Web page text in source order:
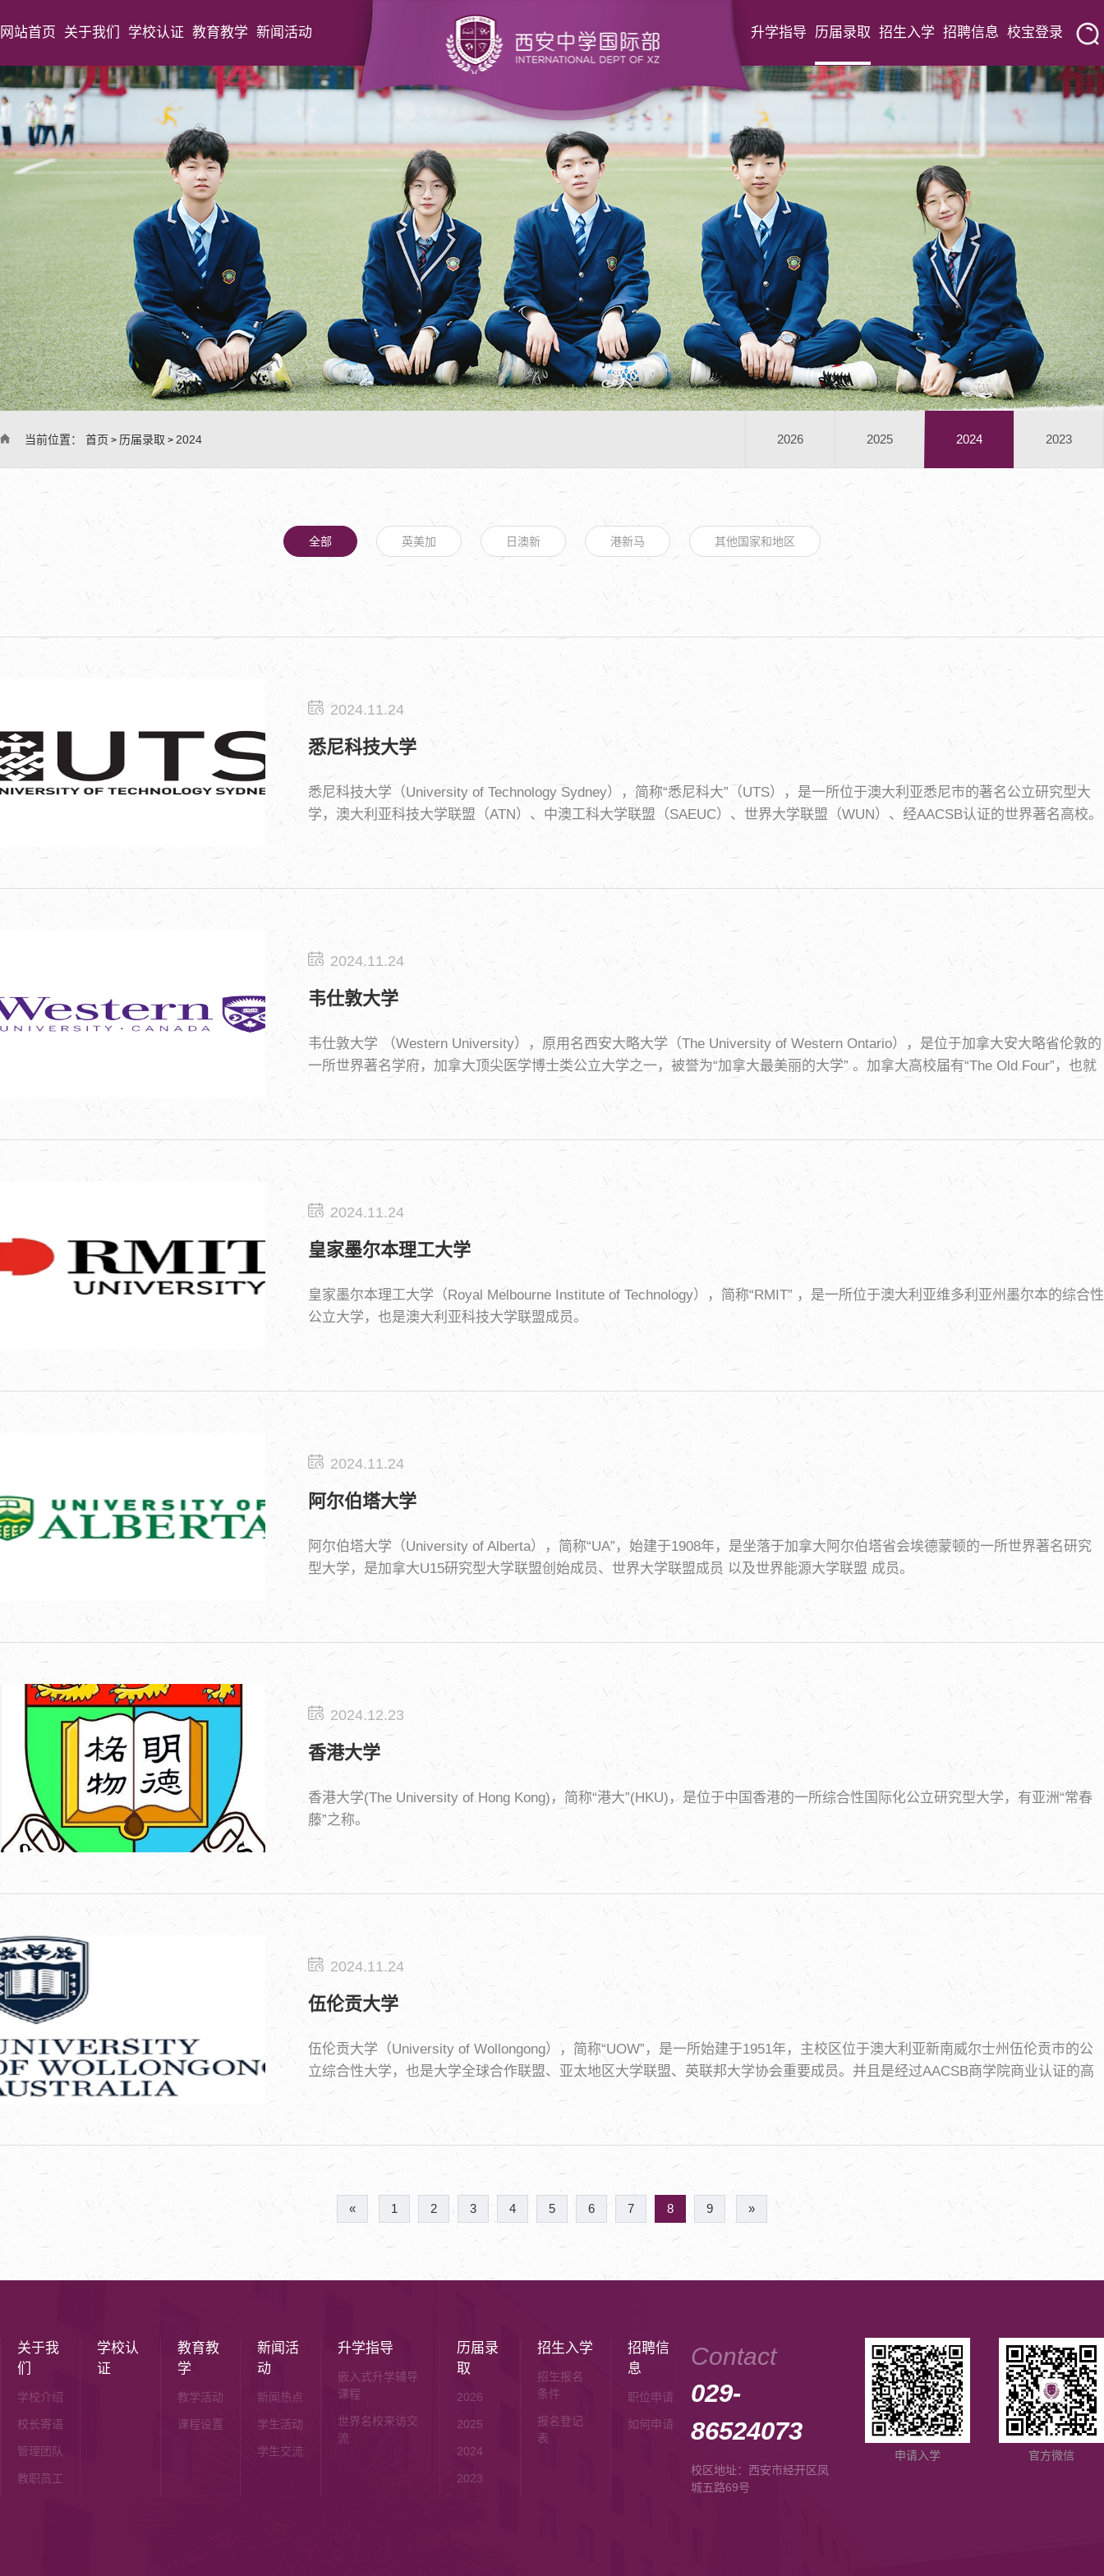
网站首页 关于我们 学校认证 教育教学 新闻活动 升学指导 历届录取 招生入学 招聘信息 校宝登录
当前位置： 首页 > 历届录取 > 2024 2026 2025 2024 2023
全部 英美加 日澳新 港新马 其他国家和地区
2024.11.24
悉尼科技大学
悉尼科技大学（University of Technology Sydney），简称“悉尼科大”（UTS），是一所位于澳大利亚悉尼市的著名公立研究型大
学，澳大利亚科技大学联盟（ATN）、中澳工科大学联盟（SAEUC）、世界大学联盟（WUN）、经AACSB认证的世界著名高校。
2024.11.24
韦仕敦大学
韦仕敦大学 （Western University），原用名西安大略大学（The University of Western Ontario），是位于加拿大安大略省伦敦的
一所世界著名学府，加拿大顶尖医学博士类公立大学之一，被誉为“加拿大最美丽的大学” 。加拿大高校届有“The Old Four”，也就
2024.11.24
皇家墨尔本理工大学
皇家墨尔本理工大学（Royal Melbourne Institute of Technology），简称“RMIT” ，是一所位于澳大利亚维多利亚州墨尔本的综合性
公立大学，也是澳大利亚科技大学联盟成员。
2024.11.24
阿尔伯塔大学
阿尔伯塔大学（University of Alberta），简称“UA”，始建于1908年，是坐落于加拿大阿尔伯塔省会埃德蒙顿的一所世界著名研究
型大学，是加拿大U15研究型大学联盟创始成员、世界大学联盟成员 以及世界能源大学联盟 成员。
2024.12.23
香港大学
香港大学(The University of Hong Kong)，简称“港大”(HKU)，是位于中国香港的一所综合性国际化公立研究型大学，有亚洲“常春
藤”之称。
2024.11.24
伍伦贡大学
伍伦贡大学（University of Wollongong），简称“UOW”，是一所始建于1951年，主校区位于澳大利亚新南威尔士州伍伦贡市的公
立综合性大学，也是大学全球合作联盟、亚太地区大学联盟、英联邦大学协会重要成员。并且是经过AACSB商学院商业认证的高
等学府。截至2023年，该大学招收了33,000多名学生，校友群超过176,000人，以及2400多名工作人员，包括16名杰出教授。
« 1 2 3 4 5 6 7 8 9 »
关于我
们
学校介绍
校长寄语
管理团队
教职员工
学校认
证
教育教
学
教学活动
课程设置
新闻活
动
新闻热点
学生活动
学生交流
升学指导
嵌入式升学辅导
课程
世界名校来访交
流
历届录
取
2026
2025
2024
2023
招生入学
招生报名
条件
报名登记
表
招聘信
息
职位申请
如何申请
Contact
029-
86524073
校区地址：西安市经开区凤
城五路69号
申请入学 官方微信